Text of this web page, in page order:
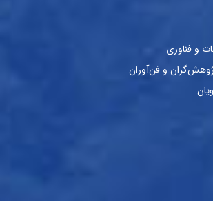
و فناوری
و فن‌آوران